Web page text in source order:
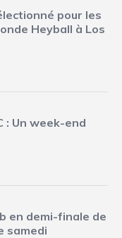
pour les
Heyball à Los
: Un week-end
en demi-finale de
samedi